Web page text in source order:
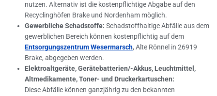
nutzen. Alternativ ist die kostenpflichtige Abgabe auf den
Recyclinghöfen Brake und Nordenham möglich.
Gewerbliche Schadstoffe: Schadstoffhaltige Abfälle aus dem
gewerblichen Bereich können kostenpflichtig auf dem
Entsorgungszentrum Wesermarsch, Alte Rönnel in 26919
Brake, abgegeben werden.
Elektroaltgeräte, Gerätebatterien/-Akkus, Leuchtmittel,
Altmedikamente, Toner- und Druckerkartuschen:
Diese Abfälle können ganzjährig zu den bekannten